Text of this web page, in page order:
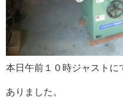
本日午前１０時ジャスト
ありました。